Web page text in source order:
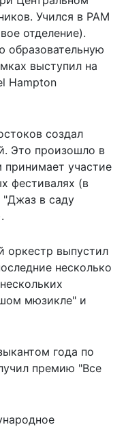
Учился в РАМ
отделение).
образовательную
выступил на
Hampton
создал
Это произошло в
принимает участие
фестивалях (в
"Джаз в саду
оркестр выпустил
несколько
мюзикле" и
года по
премию "Все